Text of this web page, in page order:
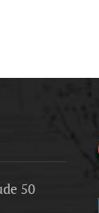
50